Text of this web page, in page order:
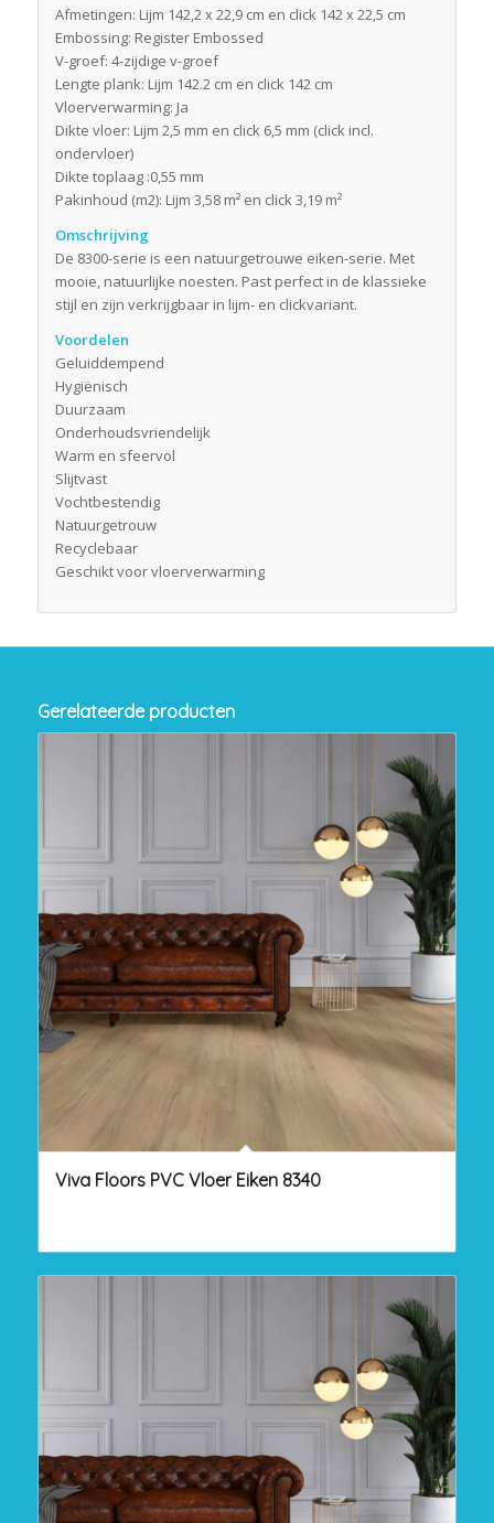
Afmetingen: Lijm 142,2 x 22,9 cm en click 142 x 22,5 cm
Embossing: Register Embossed
V-groef: 4-zijdige v-groef
Lengte plank: Lijm 142.2 cm en click 142 cm
Vloerverwarming: Ja
Dikte vloer: Lijm 2,5 mm en click 6,5 mm (click incl.
ondervloer)
Dikte toplaag :0,55 mm
Pakinhoud (m2): Lijm 3,58 m² en click 3,19 m²
Omschrijving
De 8300-serie is een natuurgetrouwe eiken-serie. Met
mooie, natuurlijke noesten. Past perfect in de klassieke
stijl en zijn verkrijgbaar in lijm- en clickvariant.
Voordelen
Geluiddempend
Hygiënisch
Duurzaam
Onderhoudsvriendelijk
Warm en sfeervol
Slijtvast
Vochtbestendig
Natuurgetrouw
Recyclebaar
Geschikt voor vloerverwarming
Gerelateerde producten
Viva Floors PVC Vloer Eiken 8340